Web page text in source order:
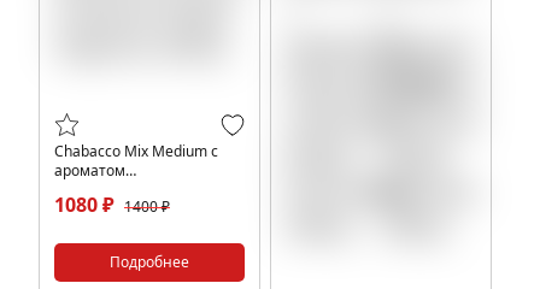
Chabacco Mix Medium с
ароматом
(Virgin negroni), 200гр.
1080 ₽ 1400 ₽
Подробнее